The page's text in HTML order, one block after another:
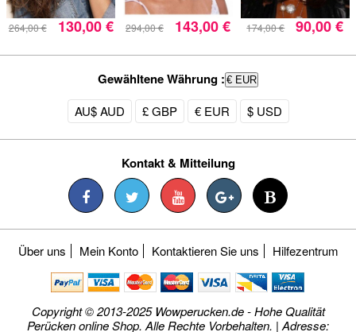
264,00 € 130,00 € 294,00 € 143,00 € 174,00 € 90,00 €
Gewähltene Währung : € EUR
AU$ AUD £ GBP € EUR $ USD
Kontakt & Mitteilung
Über uns Mein Konto Kontaktieren Sie uns Hilfezentrum
Copyright © 2013-2025 Wowperucken.de - Hohe Qualität
Perücken online Shop. Alle Rechte Vorbehalten. | Adresse: